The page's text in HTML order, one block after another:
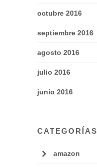
octubre 2016
septiembre 2016
agosto 2016
julio 2016
junio 2016
CATEGORÍAS
amazon